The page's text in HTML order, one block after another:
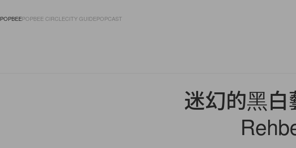
POPBEEPOPBEE CIRCLECITY GUIDEPOPCAST
迷幻的黑白